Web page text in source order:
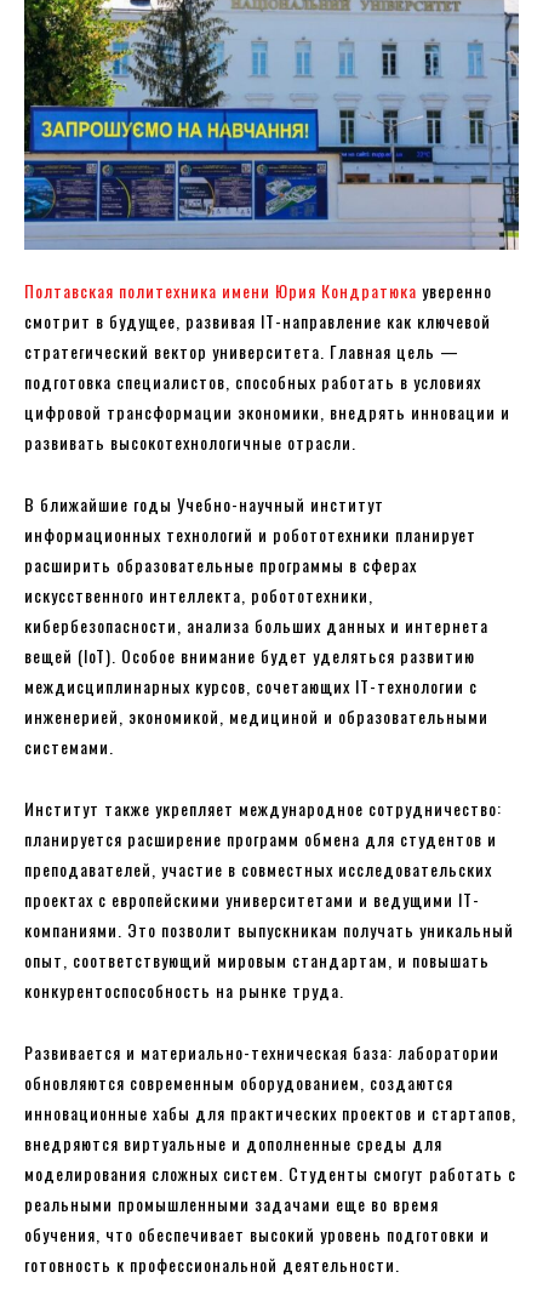
Полтавская политехника имени Юрия Кондратюка уверенно
смотрит в будущее, развивая IT-направление как ключевой
стратегический вектор университета. Главная цель —
подготовка специалистов, способных работать в условиях
цифровой трансформации экономики, внедрять инновации и
развивать высокотехнологичные отрасли.
В ближайшие годы Учебно-научный институт
информационных технологий и робототехники планирует
расширить образовательные программы в сферах
искусственного интеллекта, робототехники,
кибербезопасности, анализа больших данных и интернета
вещей (IoT). Особое внимание будет уделяться развитию
междисциплинарных курсов, сочетающих IT-технологии с
инженерией, экономикой, медициной и образовательными
системами.
Институт также укрепляет международное сотрудничество:
планируется расширение программ обмена для студентов и
преподавателей, участие в совместных исследовательских
проектах с европейскими университетами и ведущими IT-
компаниями. Это позволит выпускникам получать уникальный
опыт, соответствующий мировым стандартам, и повышать
конкурентоспособность на рынке труда.
Развивается и материально-техническая база: лаборатории
обновляются современным оборудованием, создаются
инновационные хабы для практических проектов и стартапов,
внедряются виртуальные и дополненные среды для
моделирования сложных систем. Студенты смогут работать с
реальными промышленными задачами еще во время
обучения, что обеспечивает высокий уровень подготовки и
готовность к профессиональной деятельности.